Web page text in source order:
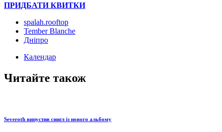
ПРИДБАТИ КВИТКИ
spalah.rooftop
Tember Blanche
Дніпро
Календар
Читайте також
Severoth випустив сингл із нового альбому